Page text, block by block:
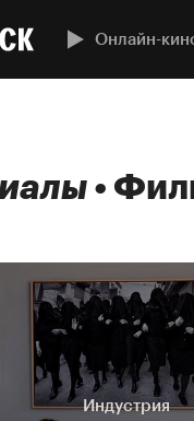
Онлайн-
Индустрия